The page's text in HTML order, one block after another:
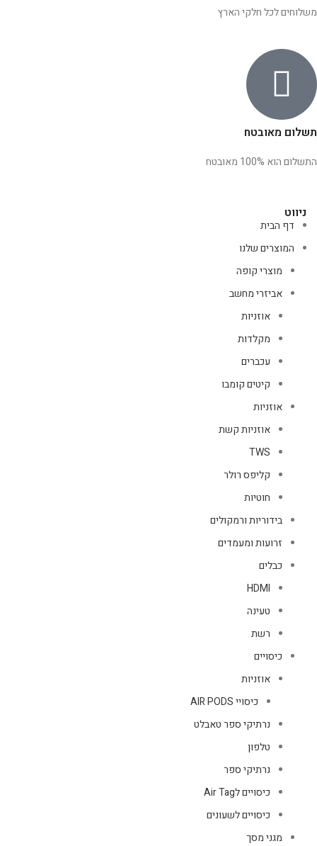
משלוחים לכל חלקי הארץ
תשלום מאובטח
התשלום הוא 100% מאובטח
ניווט
דף הבית
המוצרים שלנו
מוצרי קופה
אביזרי מחשב
אוזניות
מקלדות
עכברים
קיטים קומבו
אוזניות
אוזניות קשת
TWS
קליפס רולר
חוטיות
בידוריות ורמקולים
זרועות ומעמדים
כבלים
HDMI
טעינה
רשת
כיסויים
אוזניות
כיסויי AIR PODS
נרתיקי ספר טאבלט
טלפון
נרתיקי ספר
כיסויים לAir Tag
כיסויים לשעונים
מגני מסך